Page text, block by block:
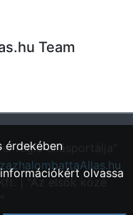
Team
régió állásportálja"
| "Az elsők közé
érdekében
olvassa